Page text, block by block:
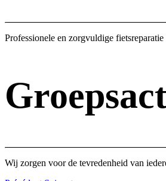
Professionele en zorgvuldige fietsreparatie
Wij zorgen voor de tevredenheid van